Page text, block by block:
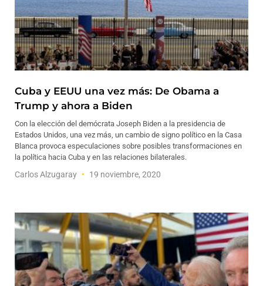
Cuba y EEUU una vez más: De Obama a
Trump y ahora a Biden
Con la elección del demócrata Joseph Biden a la presidencia de
Estados Unidos, una vez más, un cambio de signo político en la Casa
Blanca provoca especulaciones sobre posibles transformaciones en
la política hacia Cuba y en las relaciones bilaterales.
Carlos Alzugaray 19 noviembre, 2020